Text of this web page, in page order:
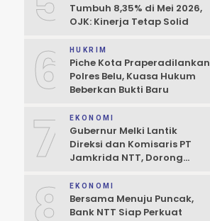
Tumbuh 8,35% di Mei 2026,
OJK: Kinerja Tetap Solid
6 HUKRIM
Piche Kota Praperadilankan
Polres Belu, Kuasa Hukum
Beberkan Bukti Baru
7 EKONOMI
Gubernur Melki Lantik
Direksi dan Komisaris PT
Jamkrida NTT, Dorong
Kredit UMKM
EKONOMI
Bersama Menuju Puncak,
Bank NTT Siap Perkuat